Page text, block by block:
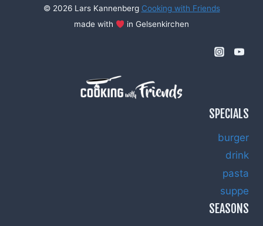
KARTOFFELN
SPARGEL
© 2026 Lars Kannenberg Cooking with Friends
made with
in Gelsenkirchen
SPECIALS
burger
drink
pasta
suppe
SEASONS